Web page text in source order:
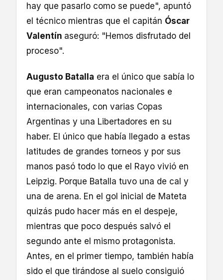
hay que pasarlo como se puede", apuntó
el técnico mientras que el capitán Óscar
Valentín aseguró: "Hemos disfrutado del
proceso".
Augusto Batalla era el único que sabía lo
que eran campeonatos nacionales e
internacionales, con varias Copas
Argentinas y una Libertadores en su
haber. El único que había llegado a estas
latitudes de grandes torneos y por sus
manos pasó todo lo que el Rayo vivió en
Leipzig. Porque Batalla tuvo una de cal y
una de arena. En el gol inicial de Mateta
quizás pudo hacer más en el despeje,
mientras que poco después salvó el
segundo ante el mismo protagonista.
Antes, en el primer tiempo, también había
sido el que tirándose al suelo consiguió